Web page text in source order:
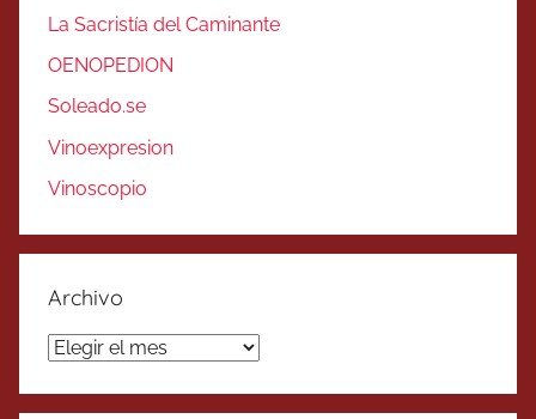
La Sacristía del Caminante
OENOPEDION
Soleado.se
Vinoexpresion
Vinoscopio
Archivo
Archivo